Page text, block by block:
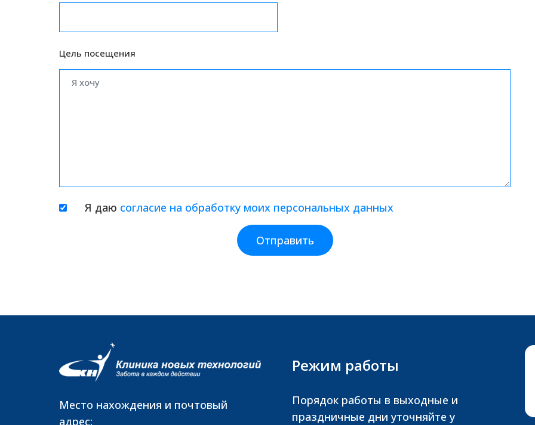
Цель посещения
Я даю согласие на обработку моих персональных данных
Отправить
Место нахождения и почтовый
адрес:
Режим работы
Порядок работы в выходные и
праздничные дни уточняйте у